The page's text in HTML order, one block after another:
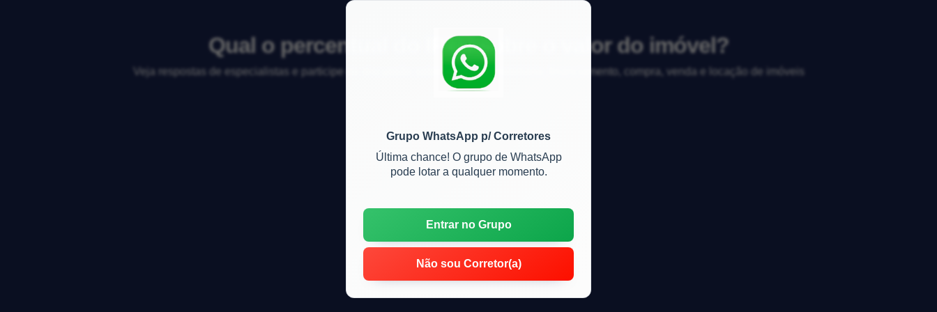
Grupo WhatsApp p/ Corretores
Última chance! O grupo de WhatsApp
pode lotar a qualquer momento.
Entrar no Grupo
Não sou Corretor(a)
Qual o percentual do IPTU sobre o valor do imóvel?
Veja respostas de especialistas e participe da discussão sobre mercado imobiliário, financiamento, compra, venda e locação de imóveis